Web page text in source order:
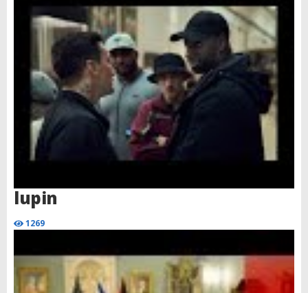
lupin
1269